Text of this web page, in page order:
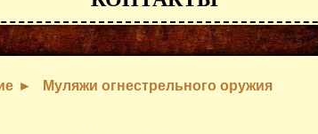
Муляжи огнестрельного оружия